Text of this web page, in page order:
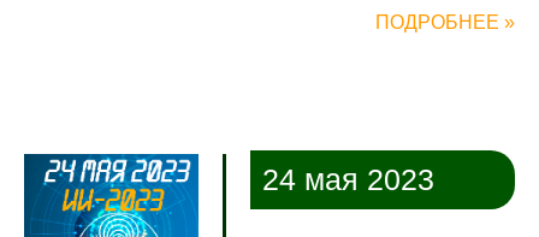
ПОДРОБНЕЕ »
24 мая 2023